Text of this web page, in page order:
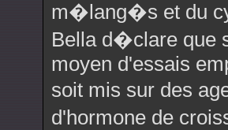
m�lang�s et du
Bella d�clare que
moyen d'essais
soit mis sur des
d'hormone de